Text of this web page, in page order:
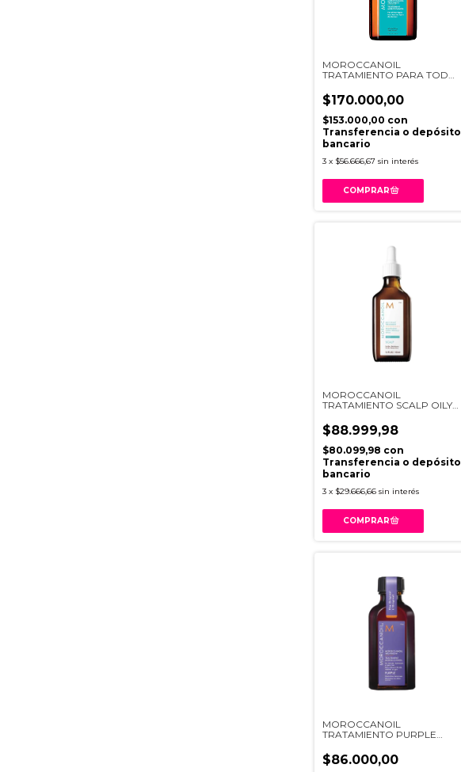
MOROCCANOIL
TRATAMIENTO PARA TODO
$170.000,00
$153.000,00 con
Transferencia o depósito
bancario
3 x $56.666,67 sin interés
MOROCCANOIL
TRATAMIENTO SCALP OILY
$88.999,98
$80.099,98 con
Transferencia o depósito
bancario
3 x $29.666,66 sin interés
MOROCCANOIL
TRATAMIENTO PURPLE
$86.000,00